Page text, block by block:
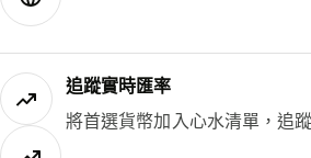
追蹤實時匯率
將首選貨幣加入心水清單，追